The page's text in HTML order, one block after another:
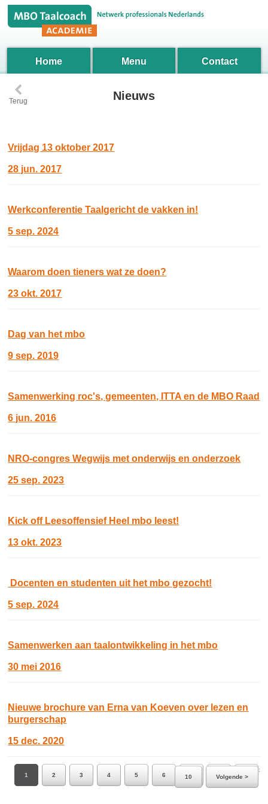
Home Menu Contact
‹
Terug Nieuws
Vrijdag 13 oktober 2017
28 jun. 2017
Werkconferentie Taalgericht de vakken in!
5 sep. 2024
Waarom doen tieners wat ze doen?
23 okt. 2017
Dag van het mbo
9 sep. 2019
Samenwerking roc's, gemeenten, ITTA en de MBO Raad
6 jun. 2016
NRO-congres Wegwijs met onderwijs en onderzoek
25 sep. 2023
Kick off Leesoffensief Heel mbo leest!
13 okt. 2023
Docenten en studenten uit het mbo gezocht!
5 sep. 2024
Samenwerken aan taalontwikkeling in het mbo
30 mei 2016
Nieuwe brochure van Erna van Koeven over lezen en
burgerschap
15 dec. 2020
Ga naar pagina:
1
2 3 4 5 6 7 8 9
10 Volgende >